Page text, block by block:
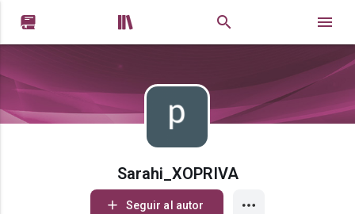
 
Sarahi_XOPRIVA
Seguir al autor